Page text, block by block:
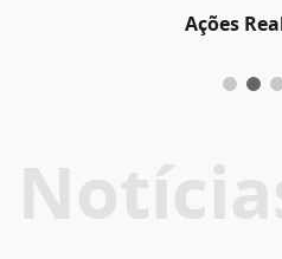
Ações